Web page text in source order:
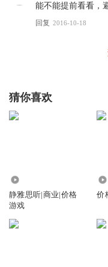
能不能提前看看，
回复 2016-10-18
猜你喜欢
静雅思听|商业|价格
游戏
价